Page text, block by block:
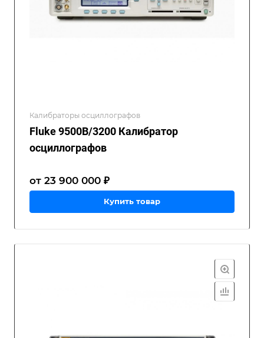
Калибраторы осциллографов
Fluke 9500B/3200 Калибратор
осциллографов
от 23 900 000 ₽
Купить товар